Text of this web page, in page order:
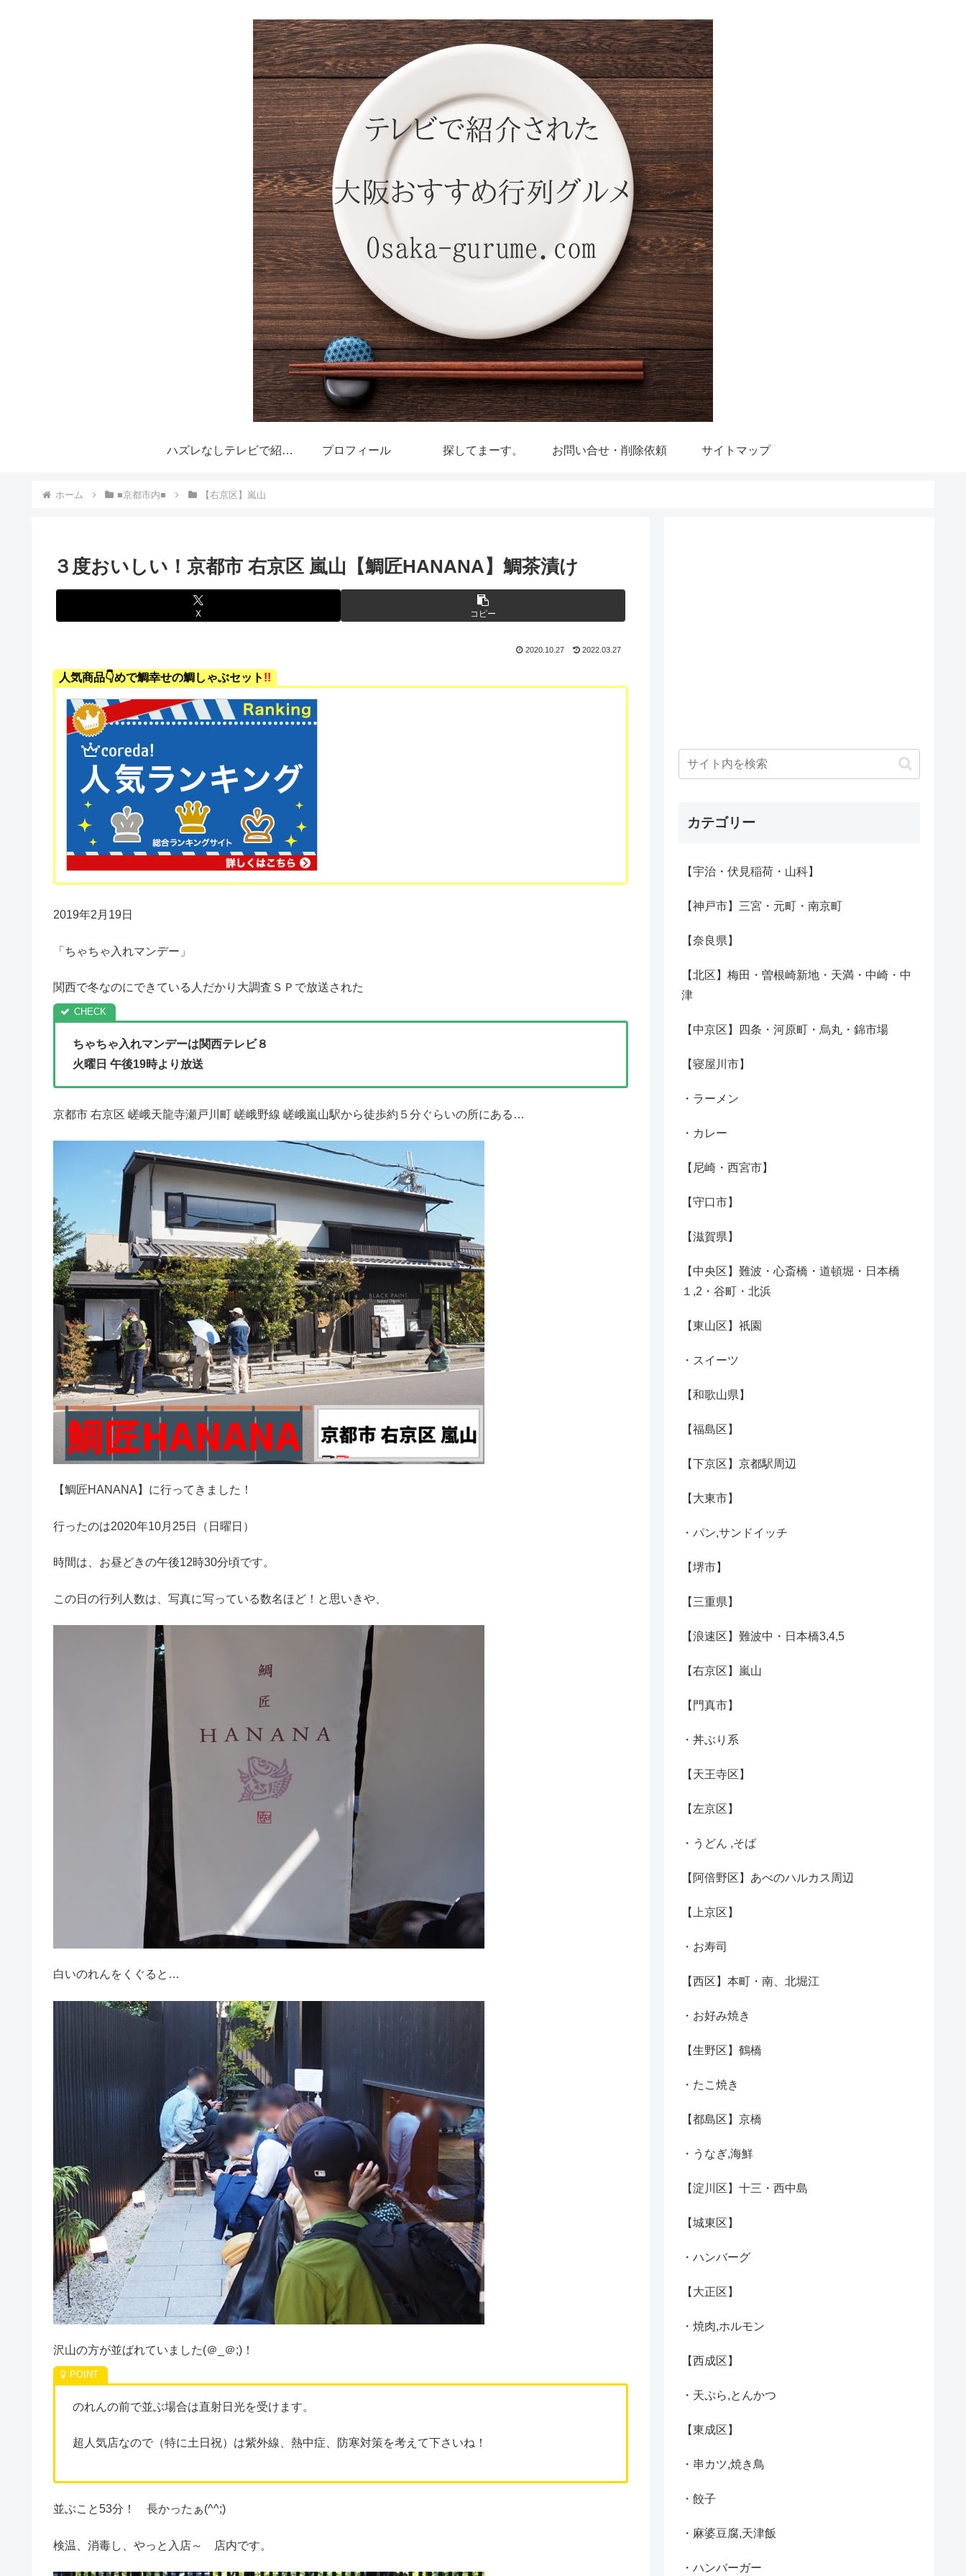
ハズレなしテレビで紹介された大阪おすすめ行列グルメ！とは？ プロフィール 探してまーす。 お問い合せ・削除依頼 サイトマップ
ホーム ■京都市内■ 【右京区】嵐山
３度おいしい！京都市 右京区 嵐山【鯛匠HANANA】鯛茶漬け
X コピー
2020.10.27 2022.03.27
人気商品👇めで鯛幸せの鯛しゃぶセット !!
2019年2月19日
「ちゃちゃ入れマンデー」
関西で冬なのにできている人だかり大調査ＳＰで放送された
ちゃちゃ入れマンデーは関西テレビ８
火曜日 午後19時より放送
京都市 右京区 嵯峨天龍寺瀬戸川町 嵯峨野線 嵯峨嵐山駅から徒歩約５分ぐらいの所にある…
【鯛匠HANANA】に行ってきました！
行ったのは2020年10月25日（日曜日）
時間は、お昼どきの午後12時30分頃です。
この日の行列人数は、写真に写っている数名ほど！と思いきや、
白いのれんをくぐると…
沢山の方が並ばれていました(＠_＠;)！
のれんの前で並ぶ場合は直射日光を受けます。
超人気店なので（特に土日祝）は紫外線、熱中症、防寒対策を考えて下さいね！
並ぶこと53分！ 長かったぁ(^^;)
検温、消毒し、やっと入店～ 店内です。
カテゴリー
【宇治・伏見稲荷・山科】
【神戸市】三宮・元町・南京町
【奈良県】
【北区】梅田・曽根崎新地・天満・中崎・中
津
【中京区】四条・河原町・烏丸・錦市場
【寝屋川市】
・ラーメン
・カレー
【尼崎・西宮市】
【守口市】
【滋賀県】
【中央区】難波・心斎橋・道頓堀・日本橋
１,2・谷町・北浜
【東山区】祇園
・スイーツ
【和歌山県】
【福島区】
【下京区】京都駅周辺
【大東市】
・パン,サンドイッチ
【堺市】
【三重県】
【浪速区】難波中・日本橋3,4,5
【右京区】嵐山
【門真市】
・丼ぶり系
【天王寺区】
【左京区】
・うどん ,そば
【阿倍野区】あべのハルカス周辺
【上京区】
・お寿司
【西区】本町・南、北堀江
・お好み焼き
【生野区】鶴橋
・たこ焼き
【都島区】京橋
・うなぎ,海鮮
【淀川区】十三・西中島
【城東区】
・ハンバーグ
【大正区】
・焼肉,ホルモン
【西成区】
・天ぷら,とんかつ
【東成区】
・串カツ,焼き鳥
・餃子
・麻婆豆腐,天津飯
・ハンバーガー